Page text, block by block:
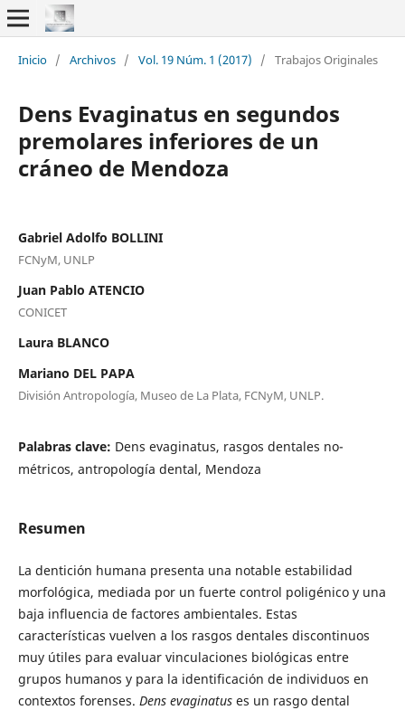
Inicio / Archivos / Vol. 19 Núm. 1 (2017) / Trabajos Originales
Dens Evaginatus en segundos
premolares inferiores de un
cráneo de Mendoza
Gabriel Adolfo BOLLINI
FCNyM, UNLP
Juan Pablo ATENCIO
CONICET
Laura BLANCO
Mariano DEL PAPA
División Antropología, Museo de La Plata, FCNyM, UNLP.
Palabras clave: Dens evaginatus, rasgos dentales no-
métricos, antropología dental, Mendoza
Resumen
La dentición humana presenta una notable estabilidad
morfológica, mediada por un fuerte control poligénico y una
baja influencia de factores ambientales. Estas
características vuelven a los rasgos dentales discontinuos
muy útiles para evaluar vinculaciones biológicas entre
grupos humanos y para la identificación de individuos en
contextos forenses. Dens evaginatuses un rasgo dental